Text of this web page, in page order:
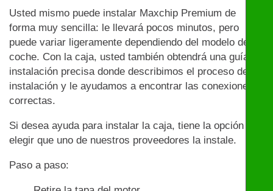
Usted mismo puede instalar Maxchip Premium de
forma muy sencilla: le llevará pocos minutos, pero
puede variar ligeramente dependiendo del modelo de
coche. Con la caja, usted también obtendrá una guía de
instalación precisa donde describimos el proceso de
instalación y le ayudamos a encontrar las conexiones
correctas.
Si desea ayuda para instalar la caja, tiene la opción de
elegir que uno de nuestros proveedores la instale.
Paso a paso: